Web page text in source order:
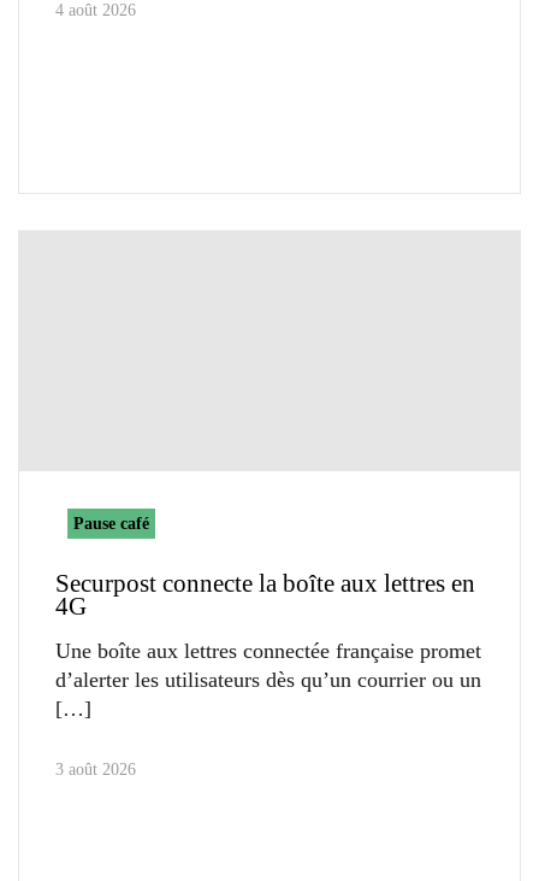
4 août 2026
Pause café
Securpost connecte la boîte aux lettres en
4G
Une boîte aux lettres connectée française promet
d’alerter les utilisateurs dès qu’un courrier ou un
3 août 2026